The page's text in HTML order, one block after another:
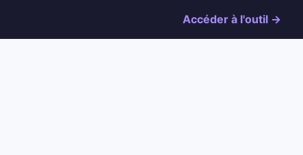
Accéder à l'outil →